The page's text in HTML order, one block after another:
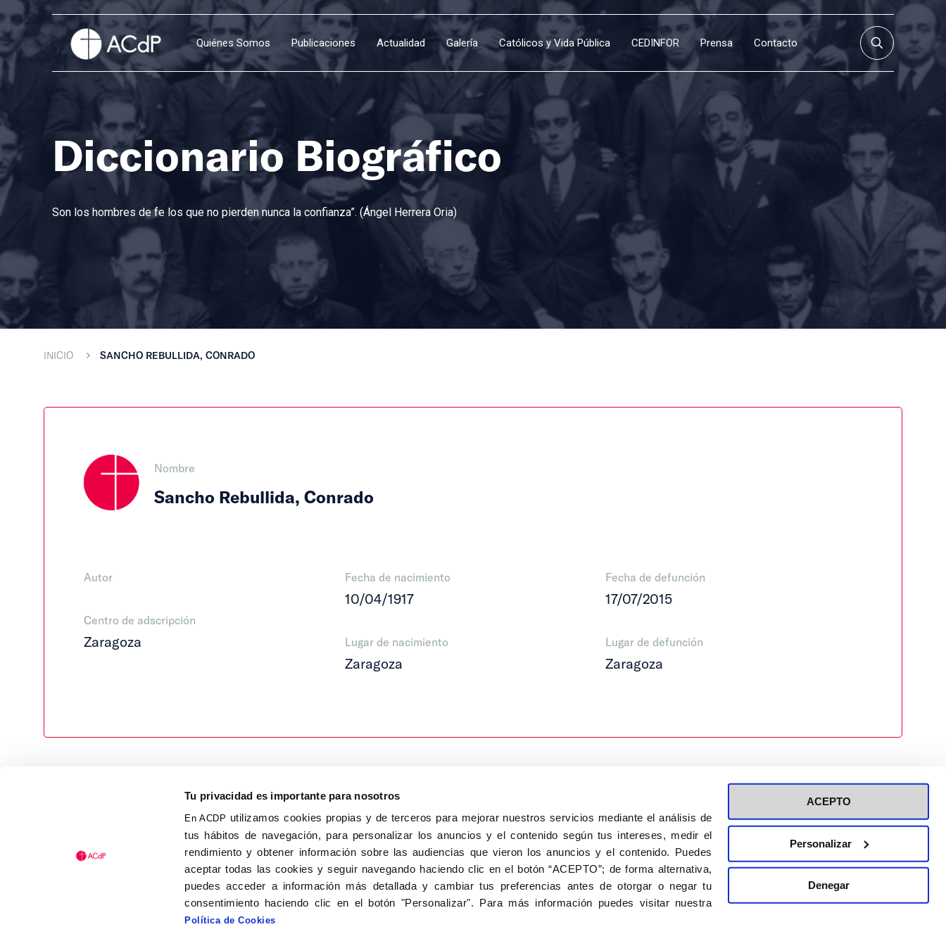
Tu privacidad es importante para nosotros
En ACDP utilizamos cookies propias y de terceros para mejorar nuestros servicios mediante el análisis de
tus hábitos de navegación, para personalizar los anuncios y el contenido según tus intereses, medir el
rendimiento y obtener información sobre las audiencias que vieron los anuncios y el contenido. Puedes
aceptar todas las cookies y seguir navegando haciendo clic en el botón “ACEPTO”; de forma alternativa,
puedes acceder a información más detallada y cambiar tus preferencias antes de otorgar o negar tu
consentimiento haciendo clic en el botón "Personalizar". Para más información puedes visitar nuestra
Política de Cookies
ACEPTO
Personalizar
Denegar
Quiénes Somos Publicaciones Actualidad Galería Católicos y Vida Pública CEDINFOR Prensa Contacto
Diccionario Biográfico
Son los hombres de fe los que no pierden nunca la confianza”. (Ángel Herrera Oria)
INICIO SANCHO REBULLIDA, CONRADO
Nombre
Sancho Rebullida, Conrado
Autor
Centro de adscripción
Zaragoza
Fecha de nacimiento
10/04/1917
Lugar de nacimiento
Zaragoza
Fecha de defunción
17/07/2015
Lugar de defunción
Zaragoza
Calle Isaac Peral, 58 C.P.: 28040, Madrid
Tel (+34) 91 456 63 27
Fax: (+34) 91 535 19 98
acdp@acdp.es
Aviso Legal Inscripción a eventos
Política de privacidad de RRSS
Política de cookies